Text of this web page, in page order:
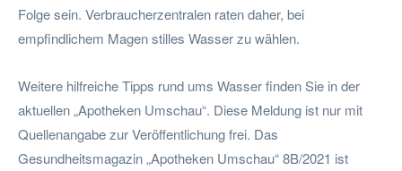
Folge sein. Verbraucherzentralen raten daher, bei
empfindlichem Magen stilles Wasser zu wählen.
Weitere hilfreiche Tipps rund ums Wasser finden Sie in der
aktuellen „Apotheken Umschau“. Diese Meldung ist nur mit
Quellenangabe zur Veröffentlichung frei. Das
Gesundheitsmagazin „Apotheken Umschau“ 8B/2021 ist